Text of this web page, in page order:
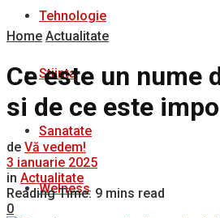
Tehnologie
Stiinta
Sanatate
Welness
Home Actualitate
Ce este un nume
si de ce este
de Vă vedem!
3 ianuarie 2025
in Actualitate
Reading Time: 9 mins read
0